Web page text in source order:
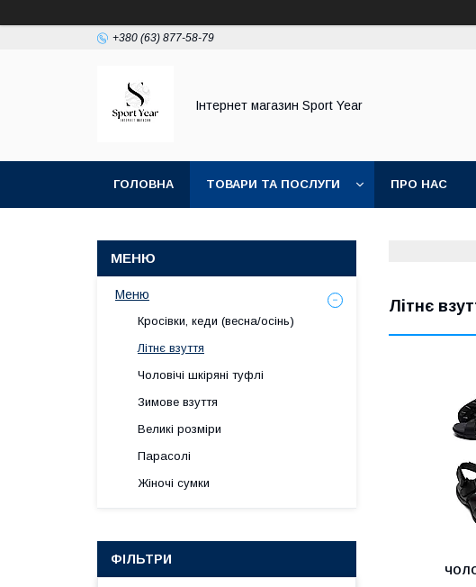
+380 (63) 877-58-79
Інтернет магазин Sport Year
ГОЛОВНА ТОВАРИ ТА ПОСЛУГИ ПРО НАС
Літнє
Меню
Кросівки, кеди (весна/осінь)
Літнє взуття
Чоловічі шкіряні туфлі
Зимове взуття
Великі розміри
Парасолі
Жіночі сумки
ФІЛЬТРИ